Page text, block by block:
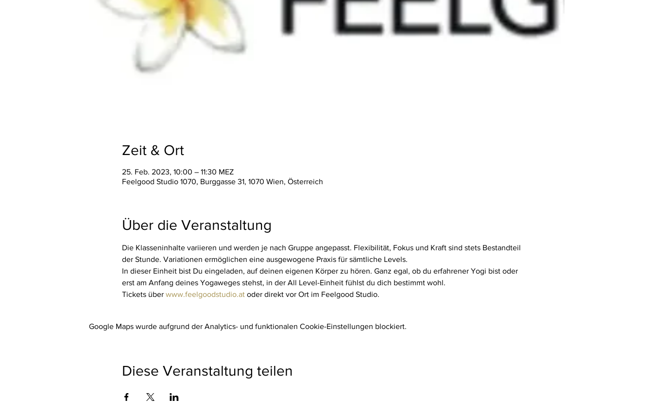
Zeit & Ort
25. Feb. 2023, 10:00 – 11:30 MEZ
Feelgood Studio 1070, Burggasse 31, 1070 Wien, Österreich
Über die Veranstaltung
Die Klasseninhalte variieren und werden je nach Gruppe angepasst. Flexibilität, Fokus und Kraft sind stets Bestandteil
der Stunde. Variationen ermöglichen eine ausgewogene Praxis für sämtliche Levels.
In dieser Einheit bist Du eingeladen, auf deinen eigenen Körper zu hören. Ganz egal, ob du erfahrener Yogi bist oder
erst am Anfang deines Yogaweges stehst, in der All Level-Einheit fühlst du dich bestimmt wohl.
Tickets über www.feelgoodstudio.at oder direkt vor Ort im Feelgood Studio.
Google Maps wurde aufgrund der Analytics- und funktionalen Cookie-Einstellungen blockiert.
Diese Veranstaltung teilen